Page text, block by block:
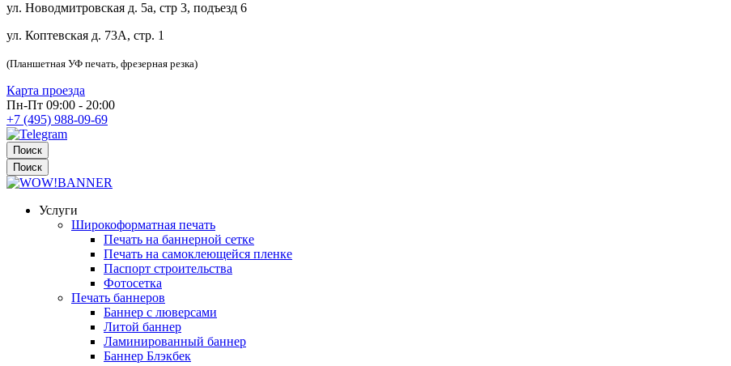
ул. Новодмитровская д. 5а, стр 3, подъезд 6
ул. Коптевская д. 73А, стр. 1
(Планшетная УФ печать, фрезерная резка)
Карта проезда
Пн-Пт 09:00 - 20:00
+7 (495) 988-09-69
Поиск
Поиск
Услуги
Широкоформатная печать
Печать на баннерной сетке
Печать на самоклеющейся пленке
Паспорт строительства
Фотосетка
Печать баннеров
Баннер с люверсами
Литой баннер
Ламинированный баннер
Баннер Блэкбек